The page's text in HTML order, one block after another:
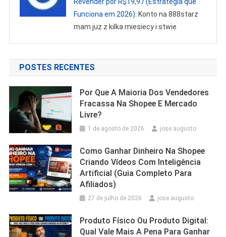
Funciona em 2026): Konto na 888starz
mam juz z kilka miesiecy i stwie
POSTES RECENTES
Por Que A Maioria Dos Vendedores
Fracassa Na Shopee E Mercado
Livre?
1 de agosto de 2026 jose augusto
Como Ganhar Dinheiro Na Shopee
Criando Vídeos Com Inteligência
Artificial (Guia Completo Para
Afiliados)
27 de julho de 2026 jose augusto
Produto Físico Ou Produto Digital:
Qual Vale Mais A Pena Para Ganhar